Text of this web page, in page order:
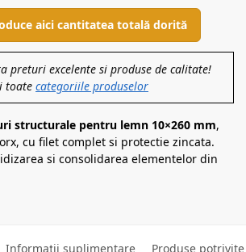
aici cantitatea totală dorită
preturi excelente si produse de calitate!
toate categoriile produselor
structurale pentru lemn 10×260 mm,
cu filet complet si protectie zincata.
si consolidarea elementelor din
Informații suplimentare Produse potrivite